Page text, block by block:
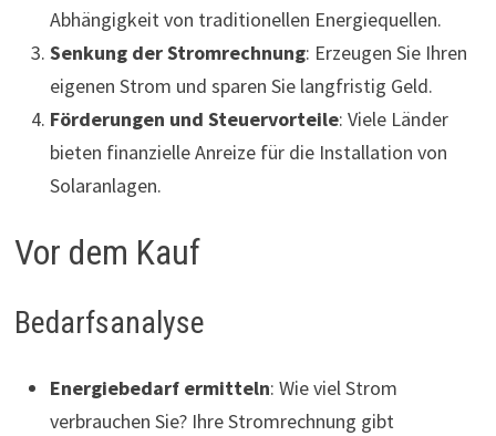
Abhängigkeit von traditionellen Energiequellen.
Senkung der Stromrechnung: Erzeugen Sie Ihren
eigenen Strom und sparen Sie langfristig Geld.
Förderungen und Steuervorteile: Viele Länder
bieten finanzielle Anreize für die Installation von
Solaranlagen.
Vor dem Kauf
Bedarfsanalyse
Energiebedarf ermitteln: Wie viel Strom
verbrauchen Sie? Ihre Stromrechnung gibt